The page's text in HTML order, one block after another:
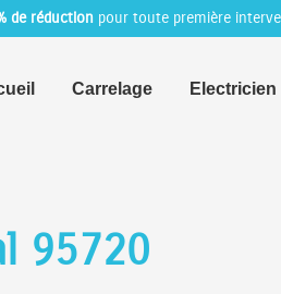
de réduction pour toute première
Carrelage Electricien
95720